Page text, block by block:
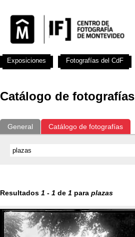
Catálogo de fotografías
General Catálogo de fotografías
Resultados 1 - 1 de 1 para plazas
Exposiciones Fotografías del CdF